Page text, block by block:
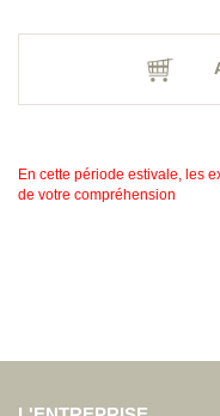
En cette période estivale, les
de votre compréhension